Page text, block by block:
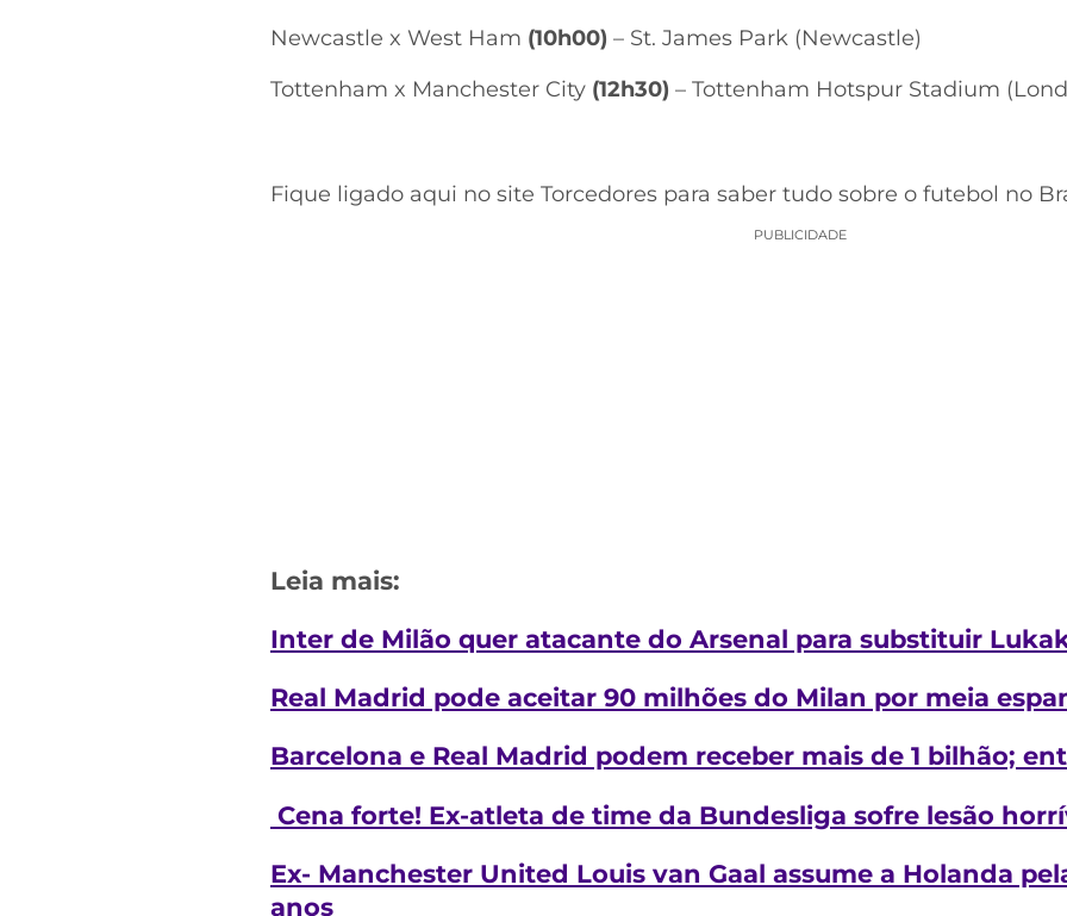
Newcastle x West Ham (10h00) – St. James Park (Newcastle)
Tottenham x Manchester City (12h30) – Tottenham Hotspur Stadium
Fique ligado aqui no site Torcedores para saber tudo sobre o futebol no
PUBLICIDADE
Leia mais:
Inter de Milão quer atacante do Arsenal para substituir
Real Madrid pode aceitar 90 milhões do Milan por meia
Barcelona e Real Madrid podem receber mais de 1 bilhão;
Cena forte! Ex-atleta de time da Bundesliga sofre lesão
Ex- Manchester United Louis van Gaal assume a Holanda
anos